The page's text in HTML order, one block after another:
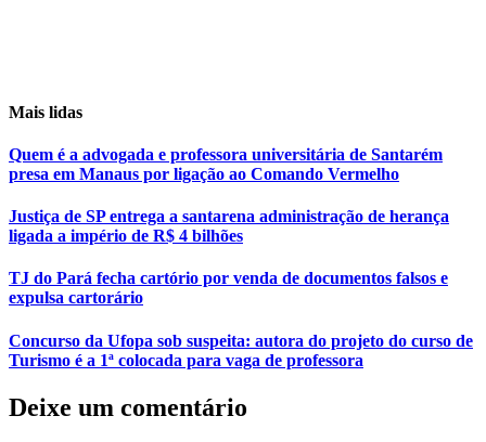
Mais lidas
Quem é a advogada e professora universitária de Santarém
presa em Manaus por ligação ao Comando Vermelho
Justiça de SP entrega a santarena administração de herança
ligada a império de R$ 4 bilhões
TJ do Pará fecha cartório por venda de documentos falsos e
expulsa cartorário
Concurso da Ufopa sob suspeita: autora do projeto do curso de
Turismo é a 1ª colocada para vaga de professora
Deixe um comentário